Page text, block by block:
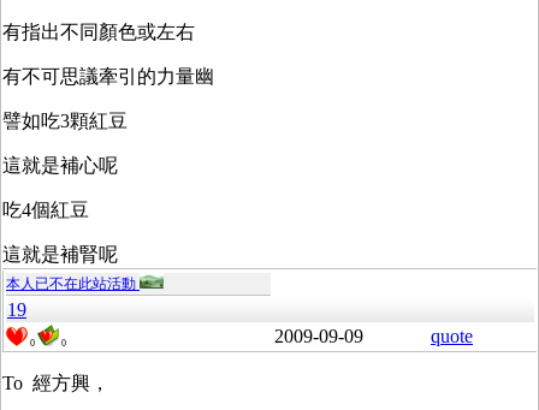
有指出不同顏色或左右
有不可思議牽引的力量幽
譬如吃3顆紅豆
這就是補心呢
吃4個紅豆
這就是補腎呢
本人已不在此站活動
19
0 0 2009-09-09 quote
To 經方興，